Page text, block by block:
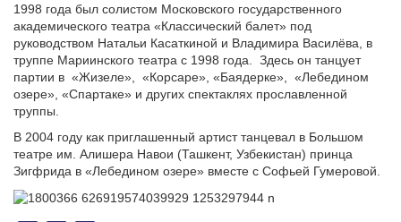
1998 года был солистом Московского государственного
академического театра «Классический балет» под
руководством Натальи Касаткиной и Владимира Василёва, в
труппе Мариинского театра с 1998 года.
Здесь он танцует
партии в «Жизеле», «Корсаре», «Баядерке»,
«Лебедином
озере», «Спартаке» и других спектаклях прославленной
труппы.
В 2004 году как приглашенный артист танцевал в Большом
театре им. Алишера Навои (Ташкент, Узбекистан) принца
Зигфрида в «Лебедином озере» вместе с Софьей Гумеровой.